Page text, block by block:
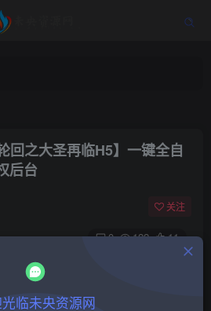
回之大圣再临H5】一键全自
后台
关注
0 122 11
后查看
临未央资源网